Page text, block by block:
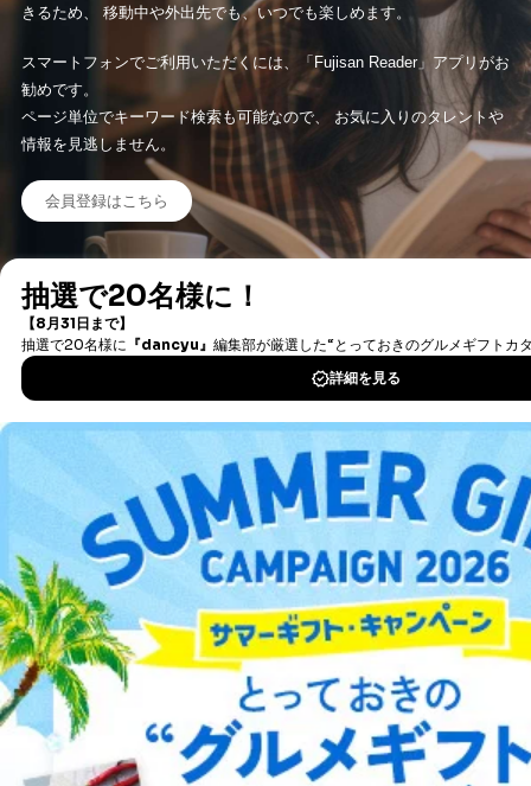
きるため、 移動中や外出先でも、いつでも楽しめます。
スマートフォンでご利用いただくには、「Fujisan Reader」アプリがお
勧めです。
ページ単位でキーワード検索も可能なので、 お気に入りのタレントや
情報を見逃しません。
会員登録はこちら
タダ読み/まるごと１冊とは？
※メルマガの受信は『マイページ』から設定することができます。
タダ読みお知らせ便登録はこちら
Fujisan.co.jpについて
株式会社富士山マガジンサービスが運営する日本最大級の雑誌のオン
ライン書店です。
取扱い雑誌数は、1万誌以上、デジタル雑誌も2,500誌以上。定期購読
なら割引や送料無料はもちろん、オリジナル特典、デジタル版セット